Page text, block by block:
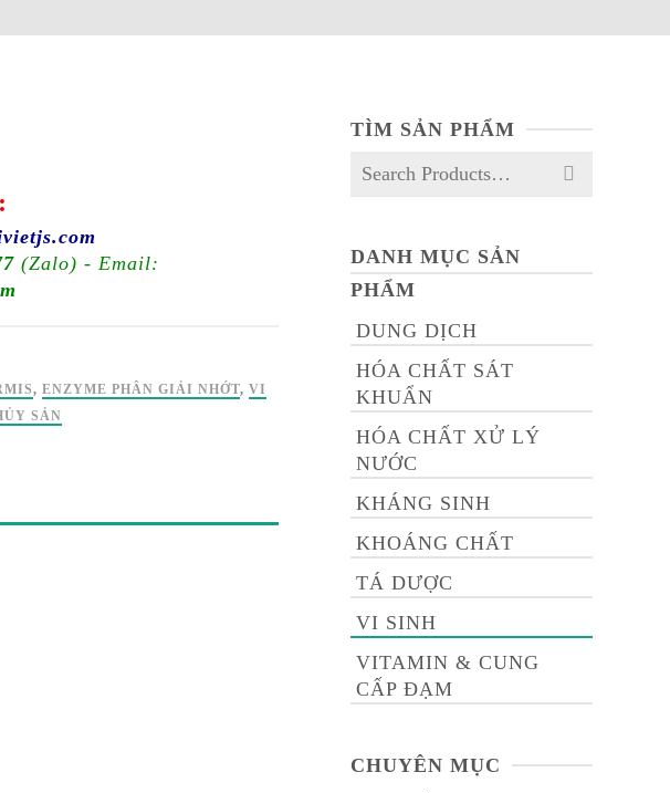
(Zalo) - Email:
, ENZYME PHÂN GIẢI NHỚT, VI
SẢN
TÌM SẢN PHẨM
Search
DANH MỤC SẢN
PHẨM
DUNG DỊCH
HÓA CHẤT SÁT
KHUẨN
HÓA CHẤT XỬ LÝ
NƯỚC
KHÁNG SINH
KHOÁNG CHẤT
TÁ DƯỢC
VI SINH
VITAMIN & CUNG
CẤP ĐẠM
CHUYÊN MỤC